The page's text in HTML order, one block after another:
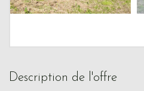
description de l'offre